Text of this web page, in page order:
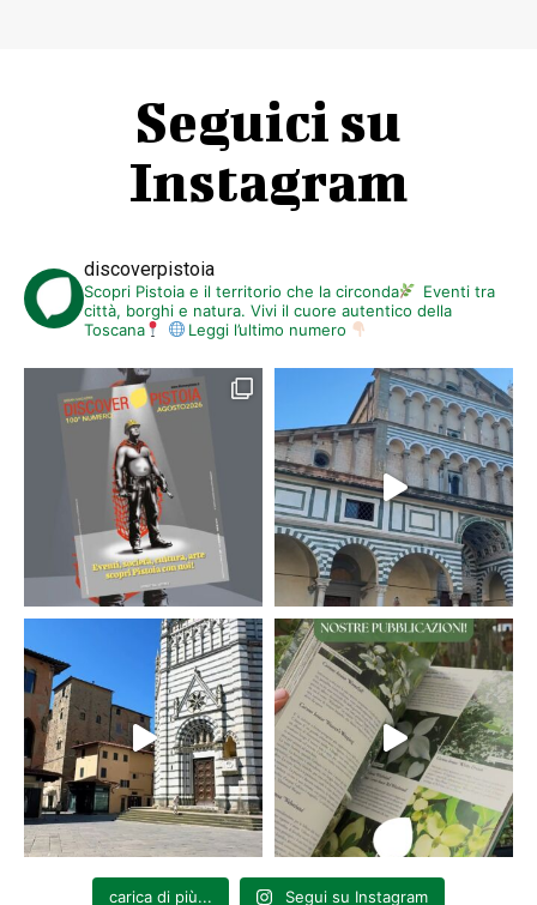
Seguici su
Instagram
discoverpistoia
Scopri Pistoia e il territorio che la circonda
Eventi tra
città, borghi e natura. Vivi il cuore autentico della
Toscana
Leggi l’ultimo numero
carica di più... Segui su Instagram